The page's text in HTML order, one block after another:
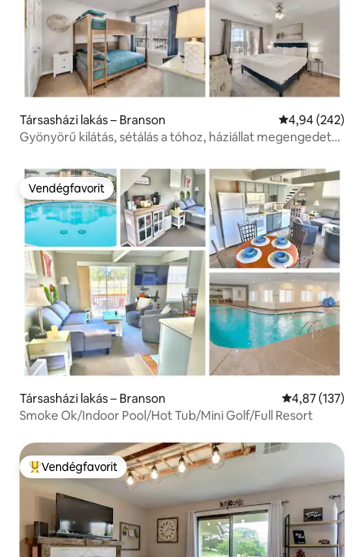
Társasházi lakás – Branson Átlagos
4,94 (242)
Gyönyörű kilátás, sétálás a tóhoz, háziállat megengedett,
Vendégfavorit
Vendégfavorit
Társasházi lakás – Branson Átlagos
4,87 (137)
Smoke Ok/Indoor Pool/Hot Tub/Mini Golf/Full Resort
Kiemelt vendégfavorit
Vendégfavorit